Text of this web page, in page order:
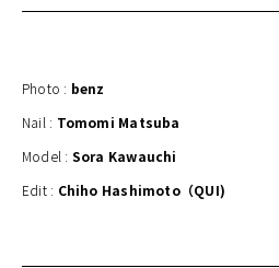
Photo : benz
Nail : Tomomi Matsuba
Model : Sora Kawauchi
Edit : Chiho Hashimoto（QUI)